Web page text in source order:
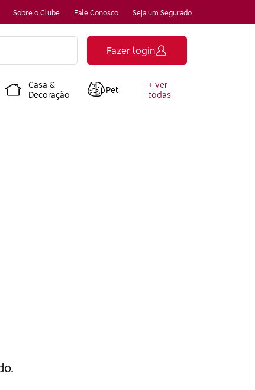
Sobre o Clube Fale Conosco Seja um Segurado
Fazer login
Casa &
Decoração
Pet
+ ver
todas